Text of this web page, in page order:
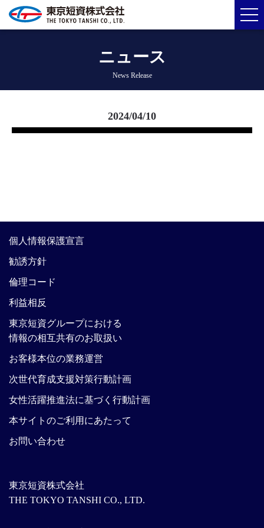
ニュース
News Release
2024/04/10
東京短資株式会社
THE TOKYO TANSHI CO., LTD.
個人情報保護宣言
勧誘方針
倫理コード
利益相反
東京短資グループにおける
情報の相互共有のお取扱い
お客様本位の業務運営
次世代育成支援対策行動計画
女性活躍推進法に基づく行動計画
本サイトのご利用にあたって
お問い合わせ